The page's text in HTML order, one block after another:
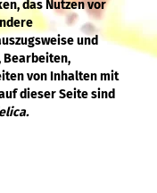
das Nutzen vor
und
Bearbeiten,
von Inhalten mit
dieser Seite sind